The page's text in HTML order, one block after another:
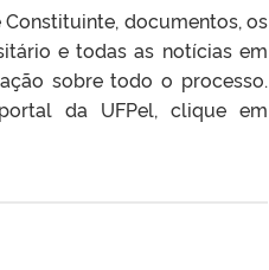
documentos, os
e todas as notícias em
sobre todo o processo.
da UFPel, clique em